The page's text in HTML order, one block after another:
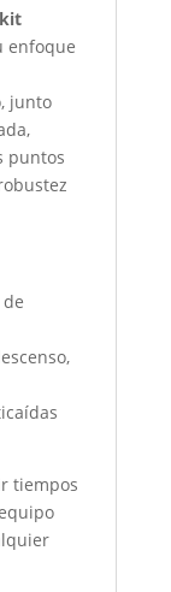
kit
enfoque
junto
puntos
tiempos